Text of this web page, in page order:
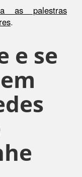
as palestras
.
e se